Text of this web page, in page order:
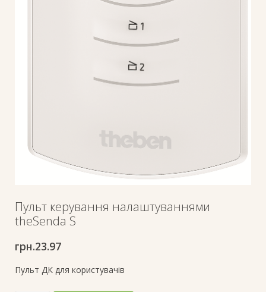
Пульт керування налаштуваннями
theSenda S
грн.23.97
Пульт ДК для користувачів